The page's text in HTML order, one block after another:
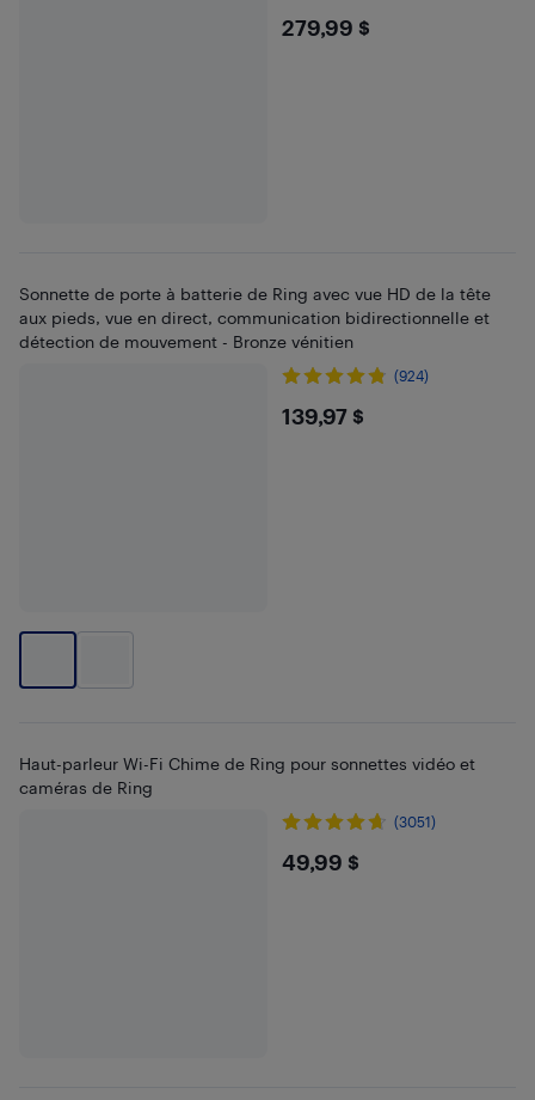
$279.99
279,99 $
Sonnette de porte à batterie de Ring avec vue HD de la tête
aux pieds, vue en direct, communication bidirectionnelle et
détection de mouvement - Bronze vénitien
(924)
$139.97
139,97 $
Haut-parleur Wi-Fi Chime de Ring pour sonnettes vidéo et
caméras de Ring
(3051)
$49.99
49,99 $